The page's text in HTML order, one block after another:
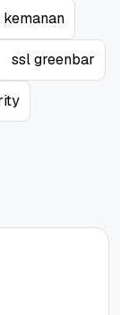
ssl greenbar